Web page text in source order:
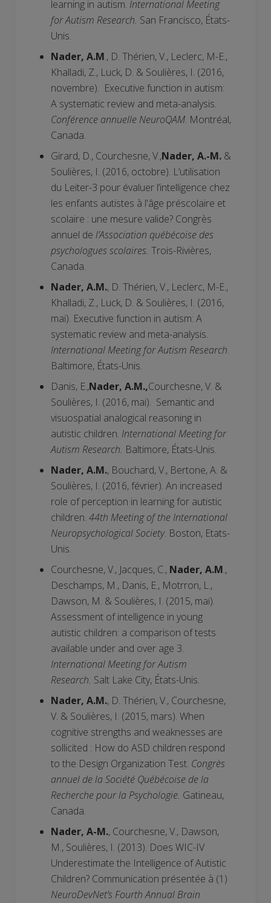
learning in autism. International Meeting
for Autism Research. San Francisco, États-
Unis.
Nader, A.M., D. Thérien, V., Leclerc, M-E.,
Khalladi, Z., Luck, D. & Soulières, I. (2016,
novembre). Executive function in autism:
A systematic review and meta-analysis.
Conférence annuelle NeuroQAM. Montréal,
Canada.
Girard, D., Courchesne, V.,Nader, A.-M. &
Soulières, I. (2016, octobre). L’utilisation
du Leiter-3 pour évaluer l’intelligence chez
les enfants autistes à l'âge préscolaire et
scolaire : une mesure valide? Congrès
annuel de l’Association québécoise des
psychologues scolaires. Trois-Rivières,
Canada.
Nader, A.M., D. Thérien, V., Leclerc, M-E.,
Khalladi, Z., Luck, D. & Soulières, I. (2016,
mai). Executive function in autism: A
systematic review and meta-analysis.
International Meeting for Autism Research.
Baltimore, États-Unis.
Danis, E.,Nader, A.M.,Courchesne, V. &
Soulières, I. (2016, mai). Semantic and
visuospatial analogical reasoning in
autistic children. International Meeting for
Autism Research. Baltimore, États-Unis.
Nader, A.M., Bouchard, V., Bertone, A. &
Soulières, I. (2016, février). An increased
role of perception in learning for autistic
children. 44th Meeting of the International
Neuropsychological Society. Boston, Etats-
Unis.
Courchesne, V., Jacques, C., Nader, A.M.,
Deschamps, M., Danis, E., Motrron, L.,
Dawson, M. & Soulières, I. (2015, mai).
Assessment of intelligence in young
autistic children: a comparison of tests
available under and over age 3.
International Meeting for Autism
Research. Salt Lake City, États-Unis.
Nader, A.M., D. Thérien, V., Courchesne,
V. & Soulières, I. (2015, mars). When
cognitive strengths and weaknesses are
sollicited : How do ASD children respond
to the Design Organization Test. Congrès
annuel de la Société Québécoise de la
Recherche pour la Psychologie. Gatineau,
Canada.
Nader, A-M., Courchesne, V., Dawson,
M., Soulières, I. (2013). Does WIC-IV
Underestimate the Intelligence of Autistic
Children? Communication présentée à (1)
NeuroDevNet’s Fourth Annual Brain